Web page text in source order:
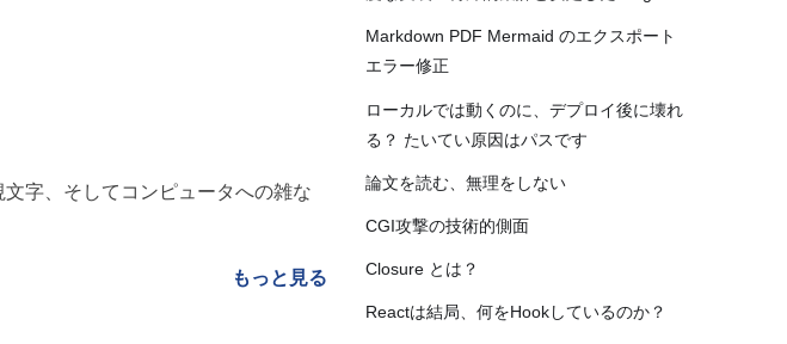
字、そしてコンピュータへの雑な
もっと見る
Markdown PDF Mermaid のエクスポート
エラー修正
ローカルでは動くのに、デプロイ後に壊れ
る？ たいてい原因はパスです
論文を読む、無理をしない
CGI攻撃の技術的側面
Closure とは？
Reactは結局、何をHookしているのか？